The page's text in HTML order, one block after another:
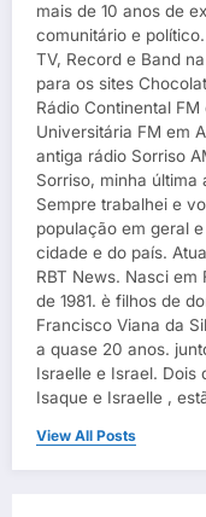
mais de 10 anos de
comunitário e
TV, Record e Band
para os sites
Rádio Continental
Universitária FM em
antiga rádio Sorriso
Sorriso, minha última
Sempre trabalhei e
população em geral
cidade e do país.
RBT News. Nasci em
de 1981. è filhos de
Francisco Viana da
a quase 20 anos.
Israelle e Israel. Dois
Isaque e Israelle ,
View All Posts